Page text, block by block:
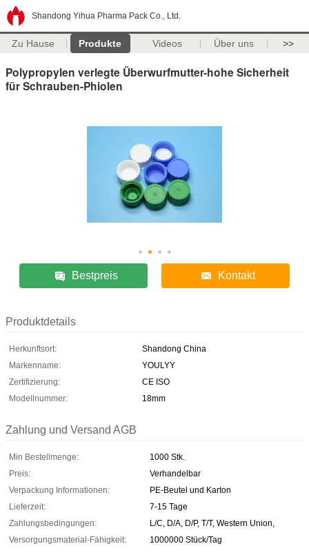
Shandong Yihua Pharma Pack Co., Ltd.
Zu Hause Produkte Videos Über uns >>
Polypropylen verlegte Überwurfmutter-hohe Sicherheit
für Schrauben-Phiolen
Bestpreis Kontakt
Produktdetails
Herkunftsort:
Shandong China
Markenname:
YOULYY
Zertifizierung:
CE ISO
Modellnummer:
18mm
Zahlung und Versand AGB
Min Bestellmenge:
1000 Stk.
Preis:
Verhandelbar
Verpackung Informationen:
PE-Beutel und Karton
Lieferzeit:
7-15 Tage
Zahlungsbedingungen:
L/C, D/A, D/P, T/T, Western Union,
Versorgungsmaterial-Fähigkeit:
1000000 Stück/Tag